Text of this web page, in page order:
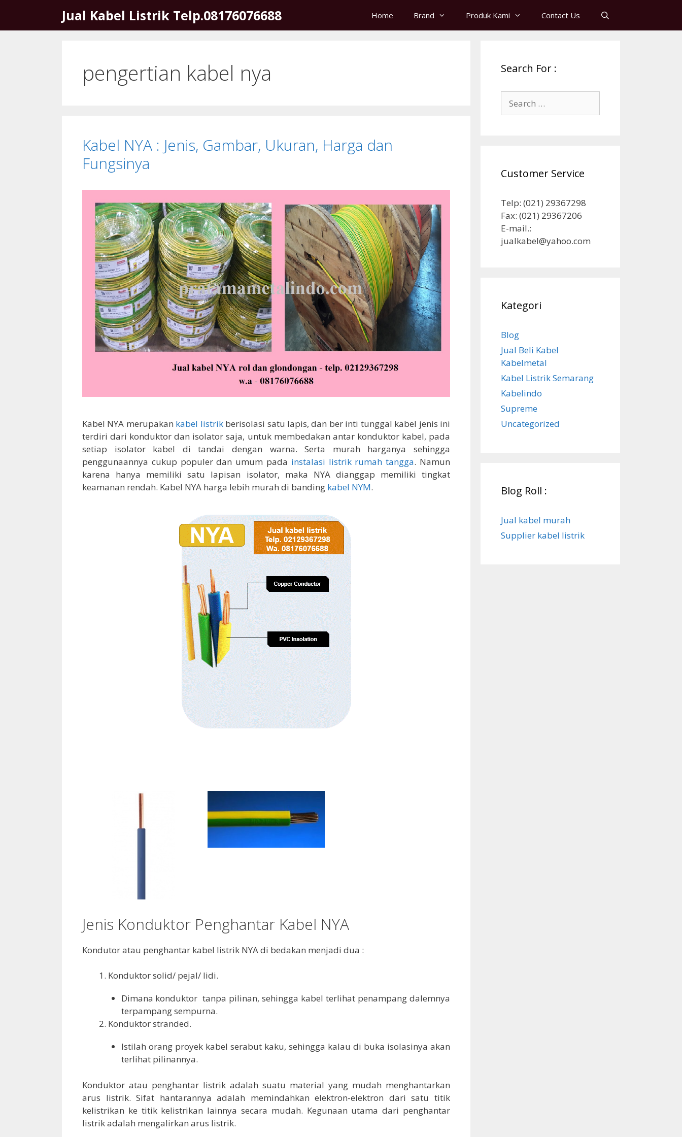
content
Jual Kabel Listrik Telp.08176076688 Home Brand Produk Kami Contact Us
pengertian kabel nya
Kabel NYA : Jenis, Gambar, Ukuran, Harga dan
Fungsinya
Kabel NYA merupakan kabel listrik berisolasi satu lapis, dan ber inti tunggal kabel jenis ini
terdiri dari konduktor dan isolator saja, untuk membedakan antar konduktor kabel, pada
setiap isolator kabel di tandai dengan warna. Serta murah harganya sehingga
penggunaannya cukup populer dan umum pada instalasi listrik rumah tangga. Namun
karena hanya memiliki satu lapisan isolator, maka NYA dianggap memiliki tingkat
keamanan rendah. Kabel NYA harga lebih murah di banding kabel NYM.
Jenis Konduktor Penghantar Kabel NYA
Kondutor atau penghantar kabel listrik NYA di bedakan menjadi dua :
Konduktor solid/ pejal/ lidi.
Dimana konduktor tanpa pilinan, sehingga kabel terlihat penampang dalemnya
terpampang sempurna.
Konduktor stranded.
Istilah orang proyek kabel serabut kaku, sehingga kalau di buka isolasinya akan
terlihat pilinannya.
Konduktor atau penghantar listrik adalah suatu material yang mudah menghantarkan
arus listrik. Sifat hantarannya adalah memindahkan elektron-elektron dari satu titik
kelistrikan ke titik kelistrikan lainnya secara mudah. Kegunaan utama dari penghantar
listrik adalah mengalirkan arus listrik.
Search For :
for:
Customer Service
Telp: (021) 29367298
Fax: (021) 29367206
E-mail.:
jualkabel@yahoo.com
Kategori
Blog
Jual Beli Kabel
Kabelmetal
Kabel Listrik Semarang
Kabelindo
Supreme
Uncategorized
Blog Roll :
Jual kabel murah
Supplier kabel listrik